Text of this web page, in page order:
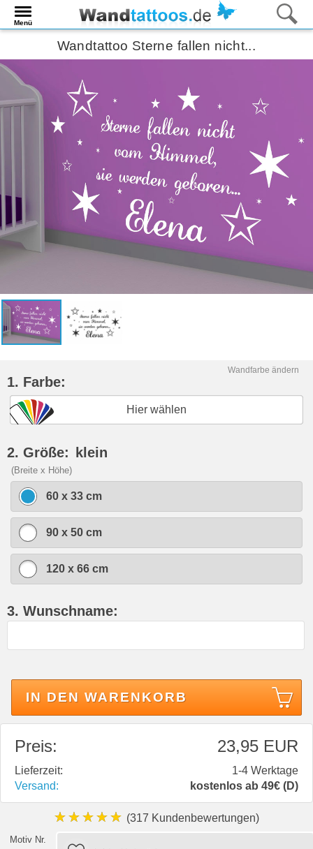
Menü
Wandtattoo Sterne fallen nicht...
Wandfarbe ändern
1. Farbe:
Hier wählen
2. Größe: klein
(Breite x Höhe)
60 x 33 cm
90 x 50 cm
120 x 66 cm
3. Wunschname:
IN DEN WARENKORB
Preis: 23,95 EUR
Lieferzeit:
1-4 Werktage
Versand:
kostenlos ab 49€ (D)
★★★★★ (317 Kundenbewertungen)
Motiv Nr.